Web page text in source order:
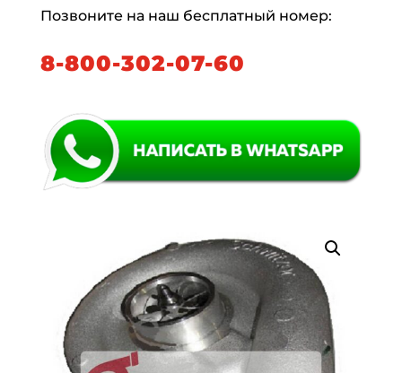
Позвоните на наш бесплатный номер:
8-800-302-07-60